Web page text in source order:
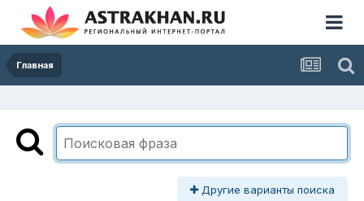
Главная
Другие варианты поиска